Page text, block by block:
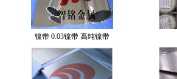
镍带 0.03镍带 高纯镍带